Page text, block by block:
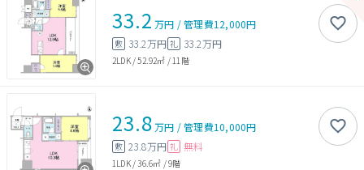
33.2 万円 /管理費12,000円
敷 33.2万円 礼 33.2万円
2LDK/52.92㎡ / 11階
23.8万円 /管理費10,000円
敷 23.8万円 礼 無料
1LDK/36.6㎡ /9階